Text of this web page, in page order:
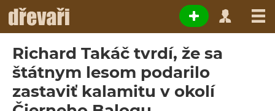
Richard Takáč tvrdí, že sa
štátnym lesom podarilo
zastaviť kalamitu v okolí